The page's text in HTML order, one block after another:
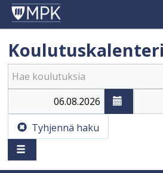
Koulutuskalenteri
Tyhjennä haku